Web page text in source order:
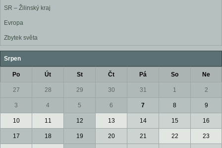
SR – Žilinský kraj
Evropa
Zbytek světa
Srpen
Po Út St Čt Pá So Ne
27 28 29 30 31 1 2
3 4 5 6 7 8 9
10 11 12 13 14 15 16
17 18 19 20 21 22 23